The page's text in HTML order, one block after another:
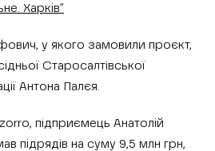
Харків”
у якого замовили проєкт,
Старосалтівської
Антона Палєя.
підприємець Анатолій
підрядів на суму 9,5 млн грн,